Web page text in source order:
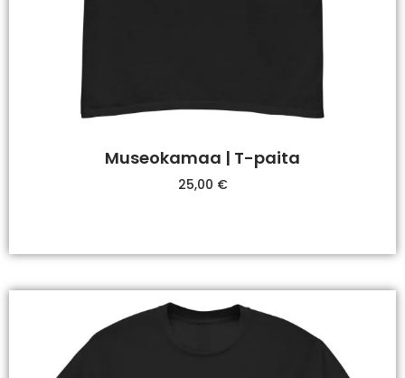
Museokamaa | T-paita
25,00 €